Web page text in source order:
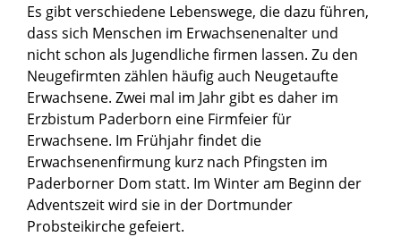
Es gibt verschiedene Lebenswege, die dazu führen,
dass sich Menschen im Erwachsenenalter und
nicht schon als Jugendliche firmen lassen. Zu den
Neugefirmten zählen häufig auch Neugetaufte
Erwachsene. Zwei mal im Jahr gibt es daher im
Erzbistum Paderborn eine Firmfeier für
Erwachsene. Im Frühjahr findet die
Erwachsenenfirmung kurz nach Pfingsten im
Paderborner Dom statt. Im Winter am Beginn der
Adventszeit wird sie in der Dortmunder
Probsteikirche gefeiert.